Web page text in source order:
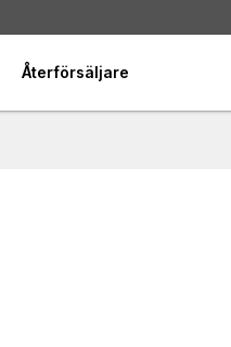
Återförsäljare